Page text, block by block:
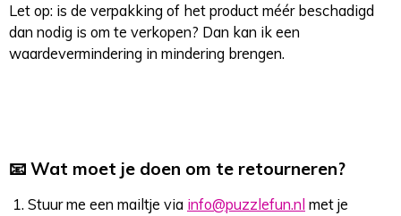
Let op: is de verpakking of het product méér beschadigd
dan nodig is om te verkopen? Dan kan ik een
waardevermindering in mindering brengen.
📧 Wat moet je doen om te retourneren?
1. Stuur me een mailtje via info@puzzlefun.nl met je